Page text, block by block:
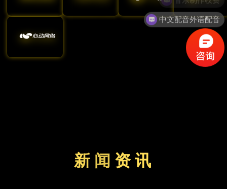
新 闻 资 讯
中文配音外语配音